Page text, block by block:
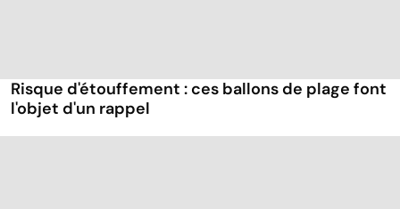
Risque d'étouffement : ces ballons de plage font
l'objet d'un rappel